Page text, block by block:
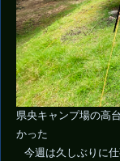
県央キャンプ場の高
かった
今週は久しぶりに